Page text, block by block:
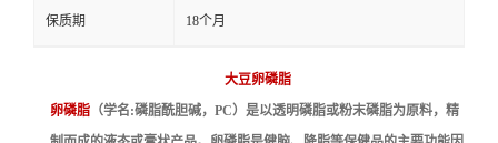
保质期 18个月
大豆卵磷脂
卵磷脂 （学名:磷脂酰胆碱，PC）是以透明磷脂或粉末磷脂为原料，精